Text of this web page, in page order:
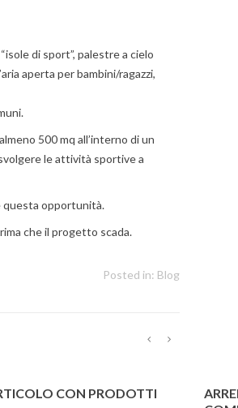
di sport”, palestre a cielo
aperta per bambini/ragazzi,
500 mq all’interno di un
le attività sportive a
questa opportunità.
che il progetto scada.
Posted in: Blog
CON PRODOTTI